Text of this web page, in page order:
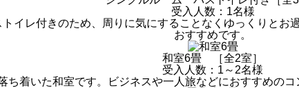
受入人数：1名様
イレ付きのため、周りに気にすることなくゆっくりと
おすすめです。
和室6畳
［全2室］
受入人数：1～2名様
ち着いた和室です。ビジネスや一人旅などにおすすめのコ